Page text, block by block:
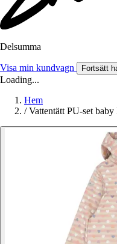
Delsumma
Visa min kundvagn Fortsätt
Loading...
Hem
/ Vattentätt PU-set